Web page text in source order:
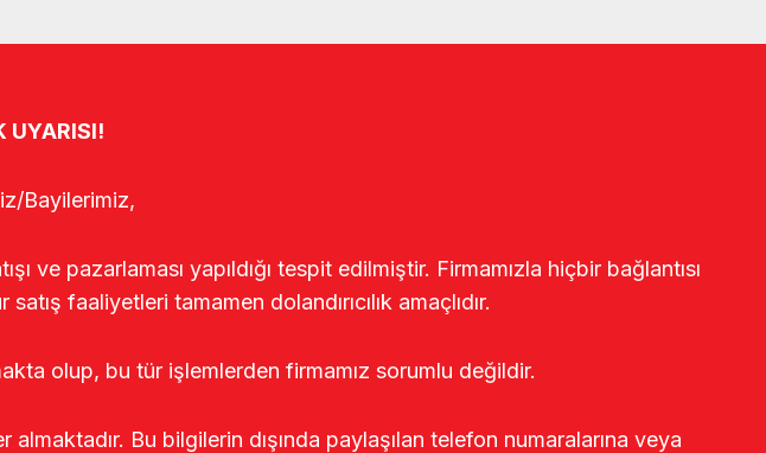
UYARISI!
Bayilerimiz,
ve pazarlaması yapıldığı tespit edilmiştir. Firmamızla hiçbir bağlantısı
faaliyetleri tamamen dolandırıcılık amaçlıdır.
olup, bu tür işlemlerden firmamız sorumlu değildir.
Bu bilgilerin dışında paylaşılan telefon numaralarına veya